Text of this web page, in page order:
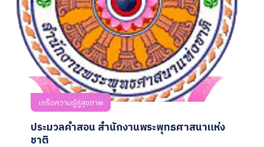
เกร็ดความรู้คู่สุขภาพ
ประมวลคำสอน สำนักงานพระพุทธศาสนาแห่ง
ชาติ